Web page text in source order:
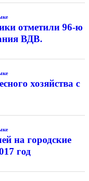
отметили 96-ю
ВДВ.
хозяйства с
на городские
год